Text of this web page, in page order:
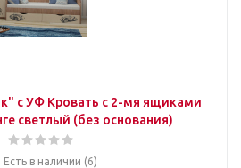
с УФ Кровать с 2-мя ящиками
светлый (без основания)
Есть в наличии (6)